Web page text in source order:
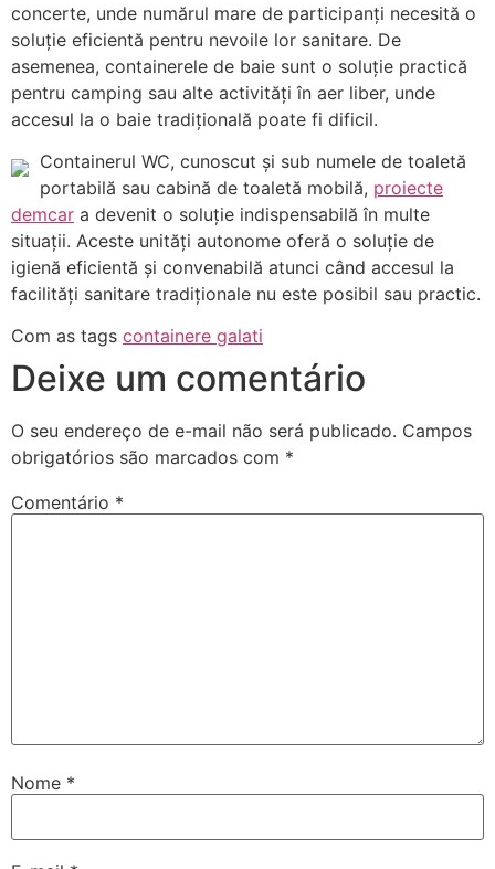
concerte, unde numărul mare de participanți necesită o
soluție eficientă pentru nevoile lor sanitare. De
asemenea, containerele de baie sunt o soluție practică
pentru camping sau alte activități în aer liber, unde
accesul la o baie tradițională poate fi dificil.
Containerul WC, cunoscut și sub numele de toaletă
portabilă sau cabină de toaletă mobilă, proiecte
demcar a devenit o soluție indispensabilă în multe
situații. Aceste unități autonome oferă o soluție de
igienă eficientă și convenabilă atunci când accesul la
facilități sanitare tradiționale nu este posibil sau practic.
Com as tags containere galati
Deixe um comentário
O seu endereço de e-mail não será publicado. Campos
obrigatórios são marcados com *
Comentário *
Nome *